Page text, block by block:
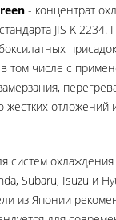
- концентрат
JIS K
в том числе с
жестких
систем
Subaru, Isuzu и
из Японии